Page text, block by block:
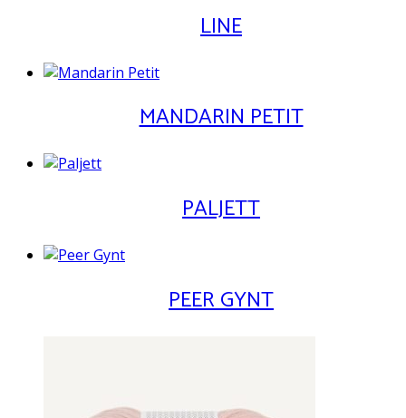
LINE
MANDARIN PETIT
PALJETT
PEER GYNT